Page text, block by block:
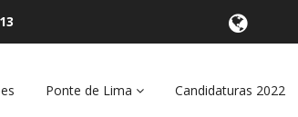
Ponte de Lima Candidaturas 2022